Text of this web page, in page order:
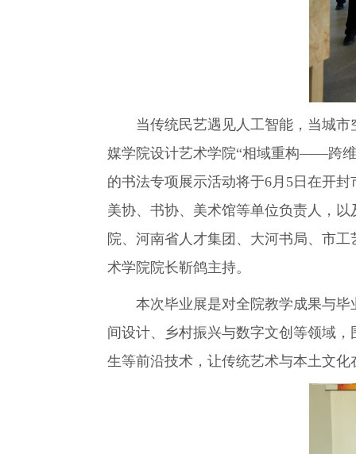
当传统民艺遇见人工智能，当城
媒学院设计艺术学院“相域重构——跨维
的书法专项展示活动将于6月5日在开
美协、书协、美术馆等单位负责人，
院、河南省人才集团、大河书局、市
术学院院长靳鸽主持。
本次毕业展是对全院教学成果与
间设计、乡村振兴与数字文创等领域
生等前沿技术，让传统艺术与本土文